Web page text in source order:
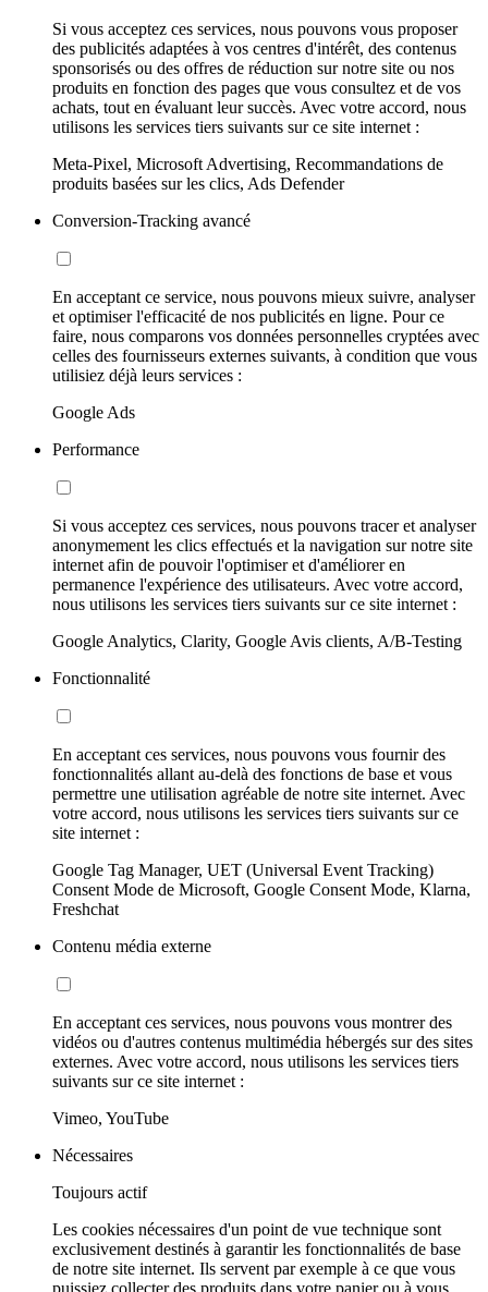
Si vous acceptez ces services, nous pouvons vous proposer
des publicités adaptées à vos centres d'intérêt, des contenus
sponsorisés ou des offres de réduction sur notre site ou nos
produits en fonction des pages que vous consultez et de vos
achats, tout en évaluant leur succès. Avec votre accord, nous
utilisons les services tiers suivants sur ce site internet :
Meta-Pixel, Microsoft Advertising, Recommandations de
produits basées sur les clics, Ads Defender
Conversion-Tracking avancé
En acceptant ce service, nous pouvons mieux suivre, analyser
et optimiser l'efficacité de nos publicités en ligne. Pour ce
faire, nous comparons vos données personnelles cryptées avec
celles des fournisseurs externes suivants, à condition que vous
utilisiez déjà leurs services :
Google Ads
Performance
Si vous acceptez ces services, nous pouvons tracer et analyser
anonymement les clics effectués et la navigation sur notre site
internet afin de pouvoir l'optimiser et d'améliorer en
permanence l'expérience des utilisateurs. Avec votre accord,
nous utilisons les services tiers suivants sur ce site internet :
Google Analytics, Clarity, Google Avis clients, A/B-Testing
Fonctionnalité
En acceptant ces services, nous pouvons vous fournir des
fonctionnalités allant au-delà des fonctions de base et vous
permettre une utilisation agréable de notre site internet. Avec
votre accord, nous utilisons les services tiers suivants sur ce
site internet :
Google Tag Manager, UET (Universal Event Tracking)
Consent Mode de Microsoft, Google Consent Mode, Klarna,
Freshchat
Contenu média externe
En acceptant ces services, nous pouvons vous montrer des
vidéos ou d'autres contenus multimédia hébergés sur des sites
externes. Avec votre accord, nous utilisons les services tiers
suivants sur ce site internet :
Vimeo, YouTube
Nécessaires
Toujours actif
Les cookies nécessaires d'un point de vue technique sont
exclusivement destinés à garantir les fonctionnalités de base
de notre site internet. Ils servent par exemple à ce que vous
puissiez collecter des produits dans votre panier ou à vous